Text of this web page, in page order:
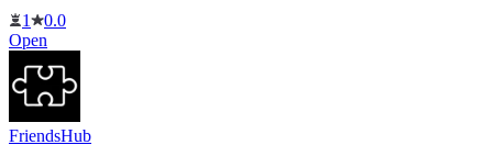
1
0.0
Open
FriendsHub